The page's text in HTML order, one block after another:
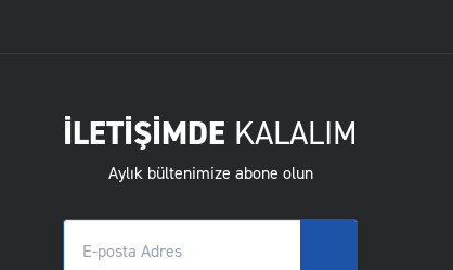
İLETİŞİMDE KALALIM
Aylık bültenimize abone olun